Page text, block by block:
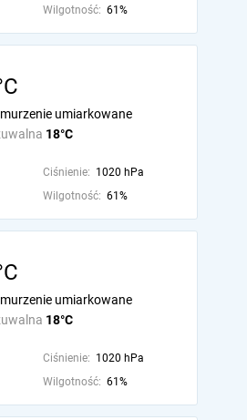
Wilgotność: 61%
18°C
umiarkowane
Ciśnienie: 1020 hPa
Wilgotność: 61%
18°C
umiarkowane
Ciśnienie: 1020 hPa
Wilgotność: 61%